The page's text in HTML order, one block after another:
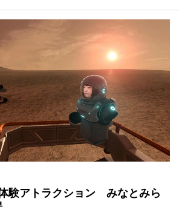
験アトラクション みなとみら